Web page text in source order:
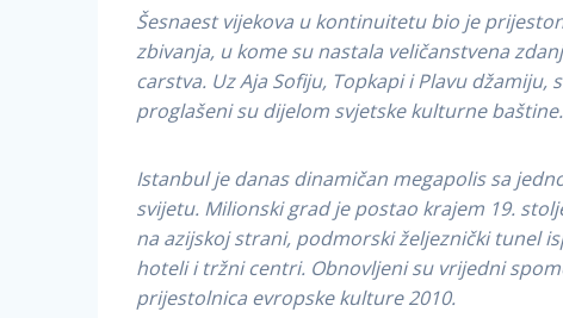
Šesnaest vijekova u kontinuitetu bio je
zbivanja, u kome su nastala veličanstvena
carstva. Uz Aja Sofiju, Topkapi i Plavu
proglašeni su dijelom svjetske kulturne baštine.
Istanbul je danas dinamičan megapolis sa
svijetu. Milionski grad je postao krajem 19.
na azijskoj strani, podmorski željeznički tunel
hoteli i tržni centri. Obnovljeni su vrijedni
prijestolnica evropske kulture 2010.